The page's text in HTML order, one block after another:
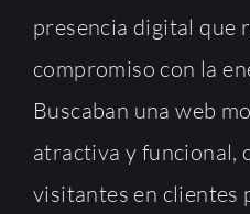
presencia digital que
compromiso con la
Buscaban una web
atractiva y funcional,
visitantes en clientes